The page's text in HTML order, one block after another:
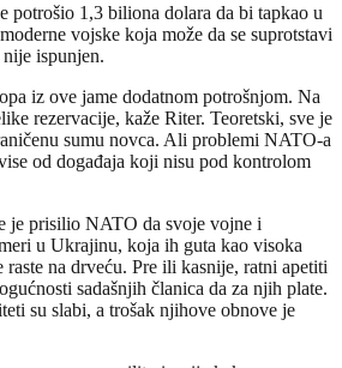
potrošio 1,3 biliona dolara da bi tapkao u
vojske koja može da se suprotstavi
ispunjen.
iz ove jame dodatnom potrošnjom. Na
rezervacije, kaže Riter. Teoretski, sve je
sumu novca. Ali problemi NATO-a
od događaja koji nisu pod kontrolom
je prisilio NATO da svoje vojne i
u Ukrajinu, koja ih guta kao visoka
na drveću. Pre ili kasnije, ratni apetiti
sadašnjih članica da za njih plate.
su slabi, a trošak njihove obnove je